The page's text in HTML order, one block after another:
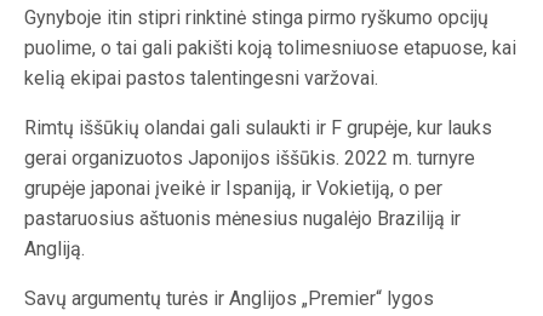
Gynyboje itin stipri rinktinė stinga pirmo ryškumo opcijų
puolime, o tai gali pakišti koją tolimesniuose etapuose, kai
kelią ekipai pastos talentingesni varžovai.
Rimtų iššūkių olandai gali sulaukti ir F grupėje, kur lauks
gerai organizuotos Japonijos iššūkis. 2022 m. turnyre
grupėje japonai įveikė ir Ispaniją, ir Vokietiją, o per
pastaruosius aštuonis mėnesius nugalėjo Braziliją ir
Angliją.
Savų argumentų turės ir Anglijos „Premier“ lygos